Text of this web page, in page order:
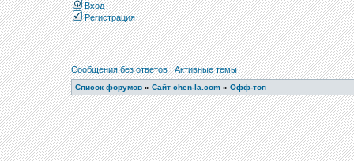
Вход
Регистрация
Сообщения без ответов|Активные темы
Список форумов » Сайт chen-la.com » Офф-топ